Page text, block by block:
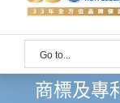
Go to...
商標及專